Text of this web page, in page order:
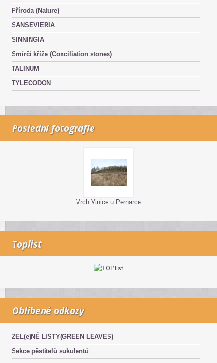
Příroda (Nature)
SANSEVIERIA
SINNINGIA
Smírčí kříže (Conciliation stones)
TALINUM
TYLECODON
Poslední fotografie
Vrch Vinice u Pernarce
Toplist
Oblíbené odkazy
ZEL(e)NÉ LISTY(GREEN LEAVES)
Sekce pěstitelů sukulentů